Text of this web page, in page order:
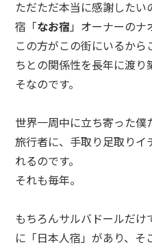
ただただ本当に感謝した
宿「なお宿 」オーナーのナ
この方がこの街にいるか
ちとの関係性を長年に渡
そなのです。
世界一周中に立ち寄った
旅行者に、手取り足取りイ
れるのです。
それも毎年。
もちろんサルバドールだ
に「日本人宿」があり、